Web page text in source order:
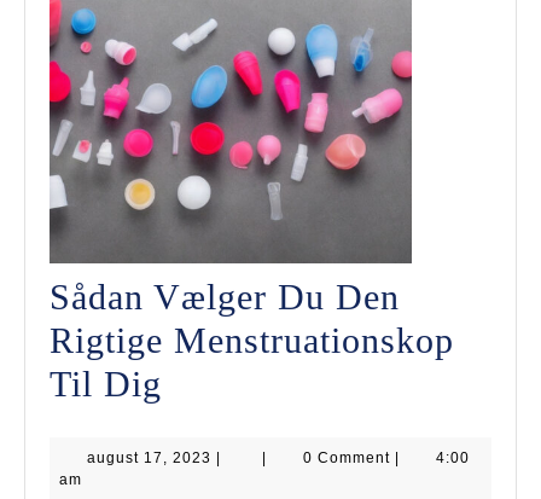
Sådan Vælger Du Den
Rigtige Menstruationskop
Til Dig
Du
august 17, 2023 august
0 Comment
4:00
am